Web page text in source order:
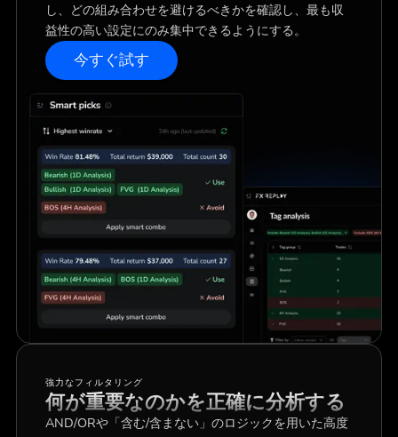
し、どの組み合わせを避けるべきかを確認し、最も収
益性の高い設定にのみ集中できるようにする。
今すぐ試す
強力なフィルタリング
何が重要なのかを正確に分析する
AND/ORや「含む/含まない」のロジックを用いた高度